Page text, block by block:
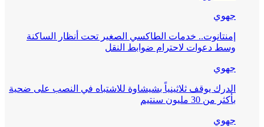
جهوي
إمنتانوت.. خدمات الطاكسي الصغير تحت أنظار الساكنة
وسط دعوات لاحترام ضوابط النقل
جهوي
الدرك يوقف ثلاثينياً بشيشاوة للاشتباه في النصب على ضحية
بأكثر من 30 مليون سنتيم
جهوي